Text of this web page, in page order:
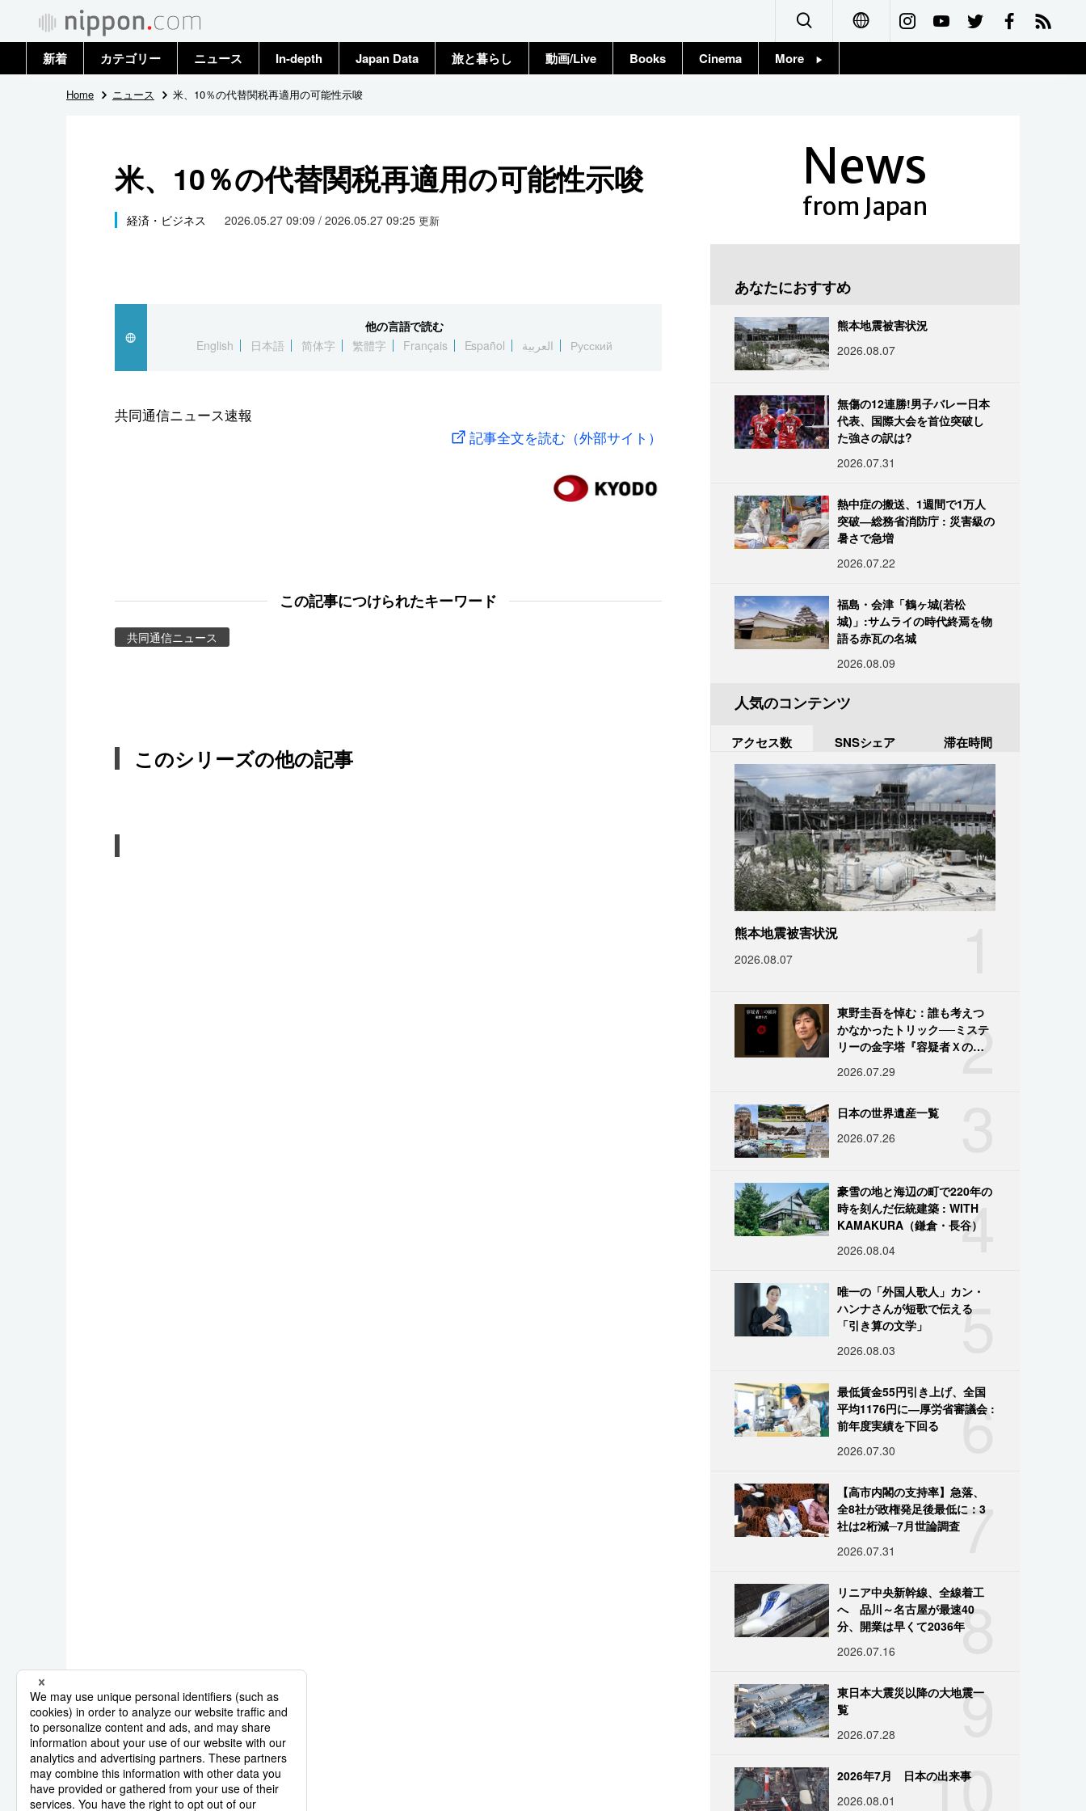
Français
新着 カテゴリー
政治・外交
国際
科学・技術
暮らし
ニュース
トップ
In-depth Japan Data 旅と暮らし 動画/Live Books Cinema More
Home ニュース 米、10％の代替関税再適用の可能性示唆
米、10％の代替関税再適用の可能性示唆
経済・ビジネス 2026.05.27 09:09 / 2026.05.27 09:25 更新
他の言語で読む
English
日本語 简体字 繁體字 Français Español العربية Русский
共同通信ニュース速報
記事全文を読む（外部サイト）
この記事につけられたキーワード
共同通信ニュース
このシリーズの他の記事
News
from Japan
あなたにおすすめ
熊本地震被害状況
2026.08.07
無傷の12連勝!男子バレー日本
代表、国際大会を首位突破し
た強さの訳は?
2026.07.31
熱中症の搬送、1週間で1万人
突破―総務省消防庁 : 災害級の
暑さで急増
2026.07.22
福島・会津「鶴ヶ城(若松
城)」:サムライの時代終焉を物
語る赤瓦の名城
2026.08.09
人気のコンテンツ
アクセス数 SNSシェア 滞在時間
熊本地震被害状況
2026.08.07
2
東野圭吾を悼む：誰も考えつ
かなかったトリック──ミステ
リーの金字塔『容疑者Ｘの献
2026.07.29
日本の世界遺産一覧
2026.07.26
4
豪雪の地と海辺の町で220年の
時を刻んだ伝統建築 : WITH
KAMAKURA（鎌倉・長谷）
2026.08.04
5
唯一の「外国人歌人」カン・
ハンナさんが短歌で伝える
「引き算の文学」
2026.08.03
6
最低賃金55円引き上げ、全国
平均1176円に―厚労省審議会 :
前年度実績を下回る
2026.07.30
7
【高市内閣の支持率】急落、
全8社が政権発足後最低に：3
社は2桁減─7月世論調査
2026.07.31
8
リニア中央新幹線、全線着工
へ 品川～名古屋が最速40
分、開業は早くて2036年
2026.07.16
9
東日本大震災以降の大地震一
覧
2026.07.28
10
2026年7月 日本の出来事
2026.08.01